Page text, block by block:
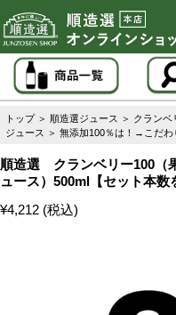
トップ ＞ 順造選ジュース ＞ クランベ
ジュース ＞ 無添加100％は！→こだわ
順造選 クランベリー100（
ュース）500ml【セット本数
¥4,212 (税込)